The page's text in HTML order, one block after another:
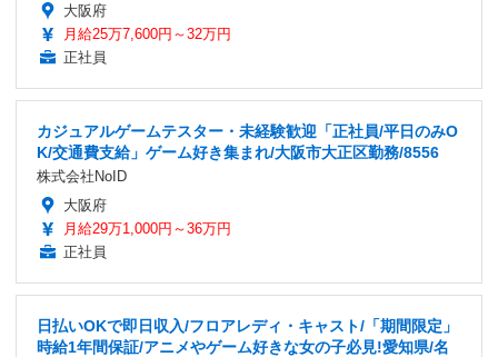
大阪府
月給25万7,600円～32万円
正社員
カジュアルゲームテスター・未経験歓迎「正社員/平日のみO
K/交通費支給」ゲーム好き集まれ/大阪市大正区勤務/8556
株式会社NoID
大阪府
月給29万1,000円～36万円
正社員
日払いOKで即日収入/フロアレディ・キャスト/「期間限定」
時給1年間保証/アニメやゲーム好きな女の子必見!愛知県/名